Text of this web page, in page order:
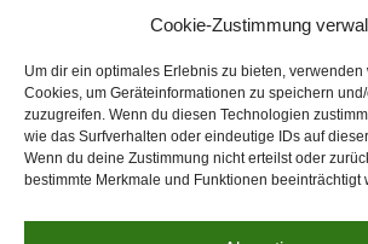
Cookie-Zustimmung
Um dir ein optimales Erlebnis zu bieten,
Cookies, um Geräteinformationen zu speichern
zuzugreifen. Wenn du diesen Technologien
wie das Surfverhalten oder eindeutige IDs auf
Wenn du deine Zustimmung nicht erteilst oder
bestimmte Merkmale und Funktionen beeinträchtigt